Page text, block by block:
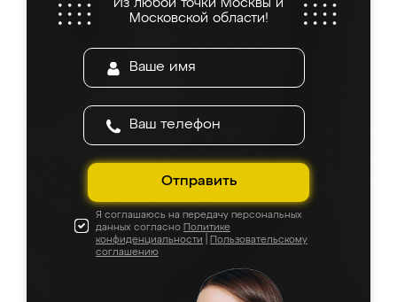
Из любой точки Москвы и
Московской области!
Отправить
Я соглашаюсь на передачу персональных
данных согласно Политике
конфиденциальности
Пользовательскому
соглашению